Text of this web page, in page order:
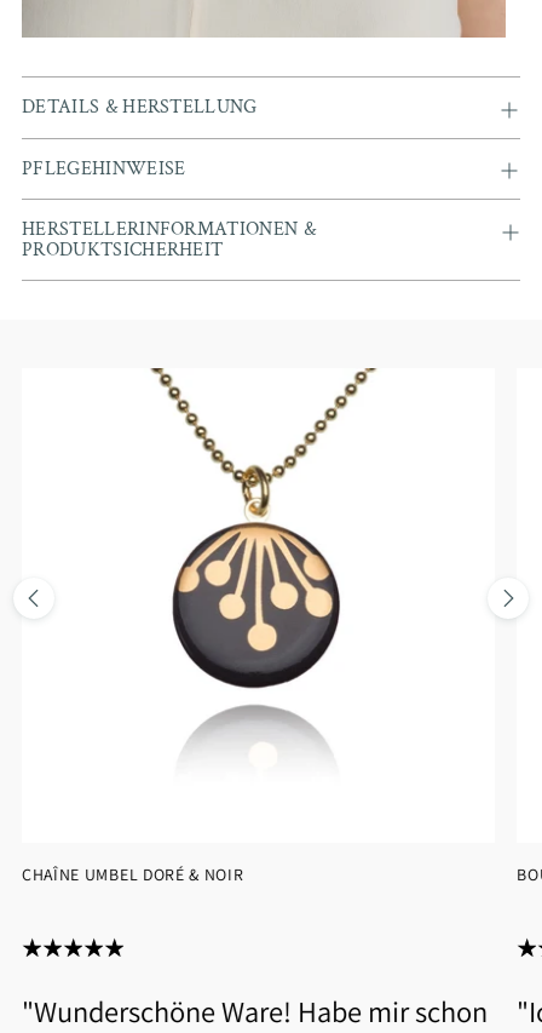
DETAILS & HERSTELLUNG
PFLEGEHINWEISE
HERSTELLERINFORMATIONEN &
PRODUKTSICHERHEIT
"Wunderschöne Ware! Habe mir schon
CHAÎNE UMBEL DORÉ & NOIR